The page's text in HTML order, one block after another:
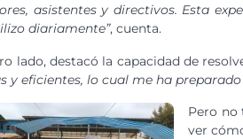
asistentes y directivos. Esta
diariamente”, cuenta.
lado, destacó la capacidad de
y eficientes, lo cual me ha
Pero no
ver